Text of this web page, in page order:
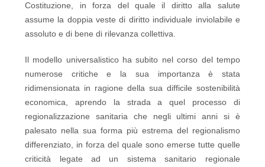
Costituzione, in forza del quale il diritto alla salute
assume la doppia veste di diritto individuale inviolabile e
assoluto e di bene di rilevanza collettiva.
Il modello universalistico ha subito nel corso del tempo
numerose critiche e la sua importanza è stata
ridimensionata in ragione della sua difficile sostenibilità
economica, aprendo la strada a quel processo di
regionalizzazione sanitaria che negli ultimi anni si è
palesato nella sua forma più estrema del regionalismo
differenziato, in forza del quale sono emerse tutte quelle
criticità legate ad un sistema sanitario regionale